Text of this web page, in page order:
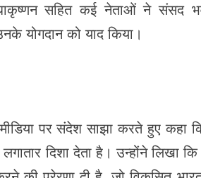
सहित कई नेताओं ने संसद
योगदान को याद किया।
पर संदेश साझा करते हुए कहा
दिशा देता है। उन्होंने लिखा